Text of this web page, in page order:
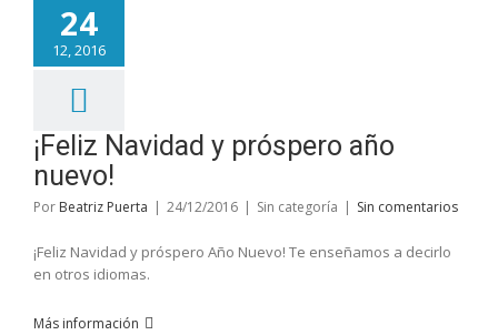
24
12, 2016
¡Feliz Navidad y próspero año
nuevo!
Por Beatriz Puerta | 24/12/2016 | Sin categoría | Sin comentarios
¡Feliz Navidad y próspero Año Nuevo! Te enseñamos a decirlo
en otros idiomas.
Más información